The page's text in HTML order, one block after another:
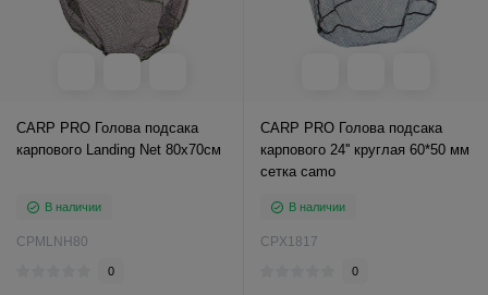
CARP PRO Голова подсакa
карпового Landing Net 80х70см
В наличии
CPMLNH80
0
CARP PRO Голова подсака
карпового 24'' круглая 60*50 мм
сетка camo
В наличии
CPX1817
0